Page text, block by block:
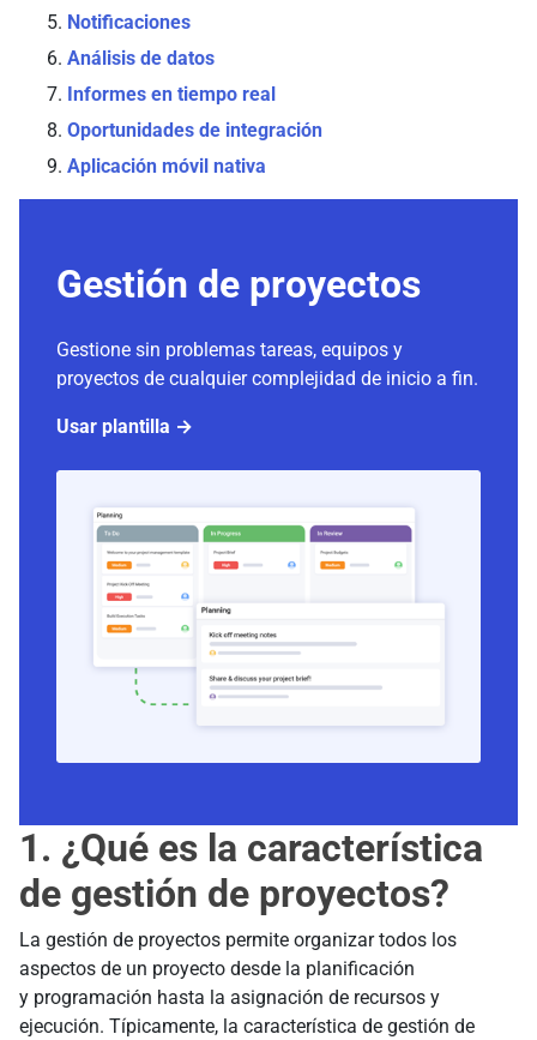
Notificaciones
Análisis de datos
Informes en tiempo real
Oportunidades de integración
Aplicación móvil nativa
Gestión de proyectos
Gestione sin problemas tareas, equipos y
proyectos de cualquier complejidad de inicio a fin.
Usar plantilla →
1. ¿Qué es la característica
de gestión de proyectos?
La gestión de proyectos permite organizar todos los
aspectos de un proyecto desde la planificación
y programación hasta la asignación de recursos y
ejecución. Típicamente, la característica de gestión de